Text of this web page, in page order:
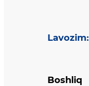
Lavozim:
Boshliq